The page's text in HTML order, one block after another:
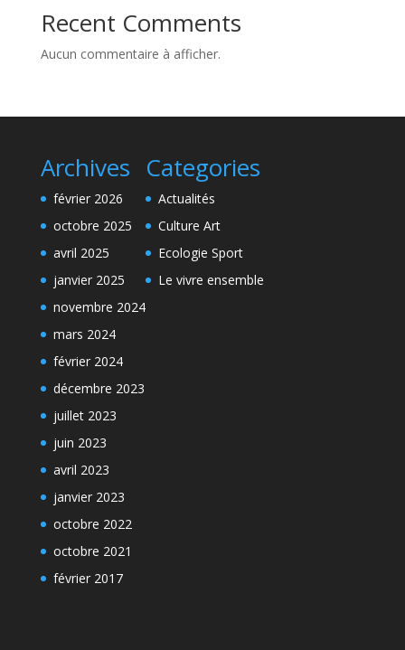
Recent Comments
Aucun commentaire à afficher.
Archives
février 2026
octobre 2025
avril 2025
janvier 2025
novembre 2024
mars 2024
février 2024
décembre 2023
juillet 2023
juin 2023
avril 2023
janvier 2023
octobre 2022
octobre 2021
février 2017
Categories
Actualités
Culture Art
Ecologie Sport
Le vivre ensemble